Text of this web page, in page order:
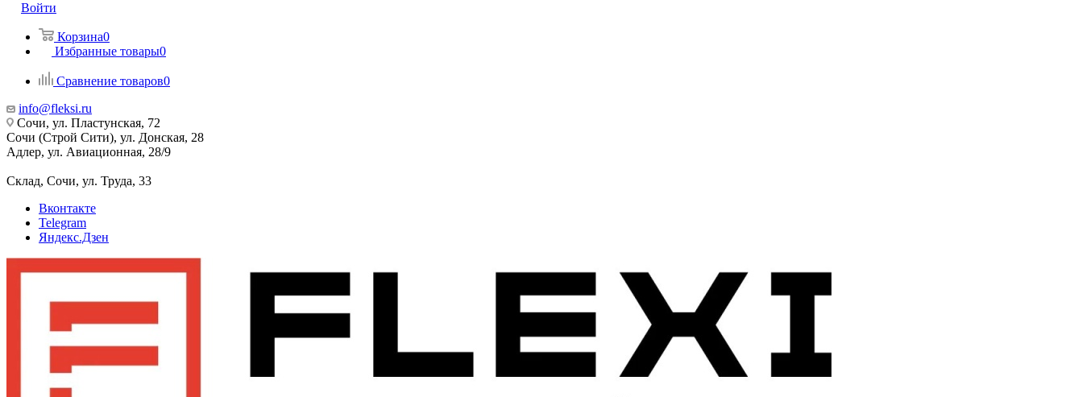
Войти
Корзина0
Избранные товары0
Сравнение товаров0
info@fleksi.ru
Сочи, ул. Пластунская, 72
Сочи (Строй Сити), ул. Донская, 28
Адлер, ул. Авиационная, 28/9
Склад, Сочи, ул. Труда, 33
Вконтакте
Telegram
Яндекс.Дзен